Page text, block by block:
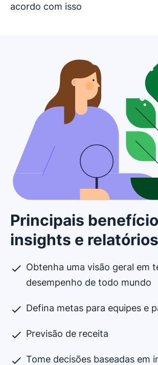
acordo com isso
Principais
insights e relatórios
Obtenha uma visão geral em
desempenho de todo mundo
Defina metas para equipes e
Previsão de receita
Tome decisões baseadas em